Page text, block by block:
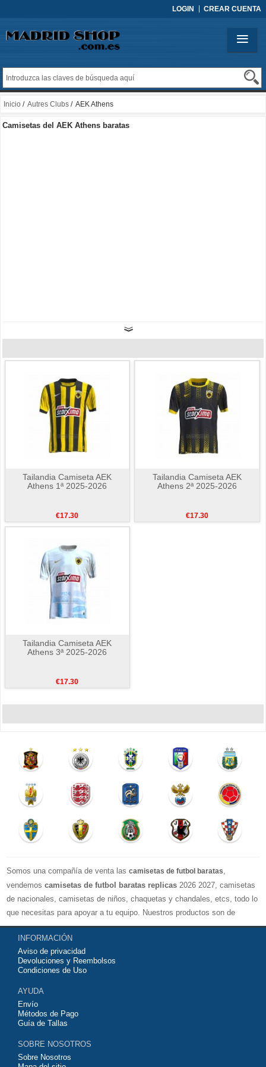
LOGIN CREAR CUENTA
Inicio / Autres Clubs / AEK Athens
Camisetas del AEK Athens baratas
Tailandia Camiseta AEK
Athens 1ª 2025-2026
€17.30
Tailandia Camiseta AEK
Athens 2ª 2025-2026
€17.30
Tailandia Camiseta AEK
Athens 3ª 2025-2026
€17.30
Somos una compañía de venta las camisetas de futbol baratas
vendemos camisetas de futbol baratas replicas 2026 2027, camisetas
de nacionales, camisetas de niños, chaquetas y chandales, etcs, todo lo
que necesitas para apoyar a tu equipo. Nuestros productos son de
exelente calidad y buen precio. Espero que usted puede estar satisfecho,
Agradecemos sus comentarios y sugerencias.
INFORMACIÓN
Aviso de privacidad
Devoluciones y Reembolsos
Condiciones de Uso
AYUDA
Envío
Métodos de Pago
Guía de Tallas
SOBRE NOSOTROS
Sobre Nosotros